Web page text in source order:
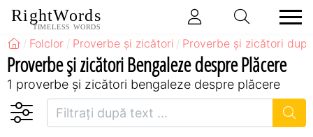
RightWords
TIMELESS WORDS
Folclor Proverbe și zicători Proverbe și zicători
Proverbe și zicători Bengaleze despre Plăcere
1 proverbe și zicători bengaleze despre plăcere